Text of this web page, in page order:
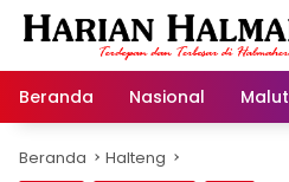
Langsung
Beranda
Nasional Malut
Beranda Halteng